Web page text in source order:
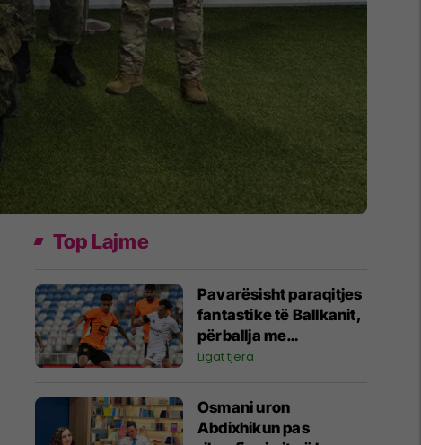
Top Lajme
Pavarësisht paraqitjes
fantastike të Ballkanit,
përballja me
Bohemians shkon në
Ligat tjera
Osmani uron
Abdixhikun pas